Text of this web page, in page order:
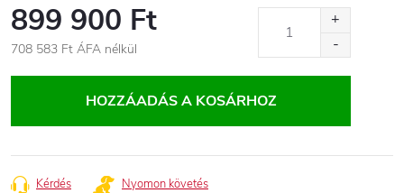
899 900 Ft
708 583 Ft ÁFA nélkül
HOZZÁADÁS A KOSÁRHOZ
Kérdés Nyomon követés